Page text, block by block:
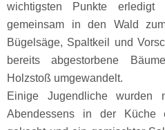
wichtigsten Punkte
gemeinsam in den Wald
Bügelsäge, Spaltkeil und
bereits abgestorbene
Holzstoß umgewandelt.
Einige Jugendliche wurden
Abendessens in der Küche